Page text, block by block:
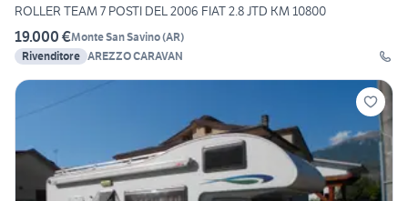
ROLLER TEAM 7 POSTI DEL 2006 FIAT 2.8 JTD KM 10800
19.000 €Monte San Savino(AR)
Rivenditore AREZZO CARAVAN